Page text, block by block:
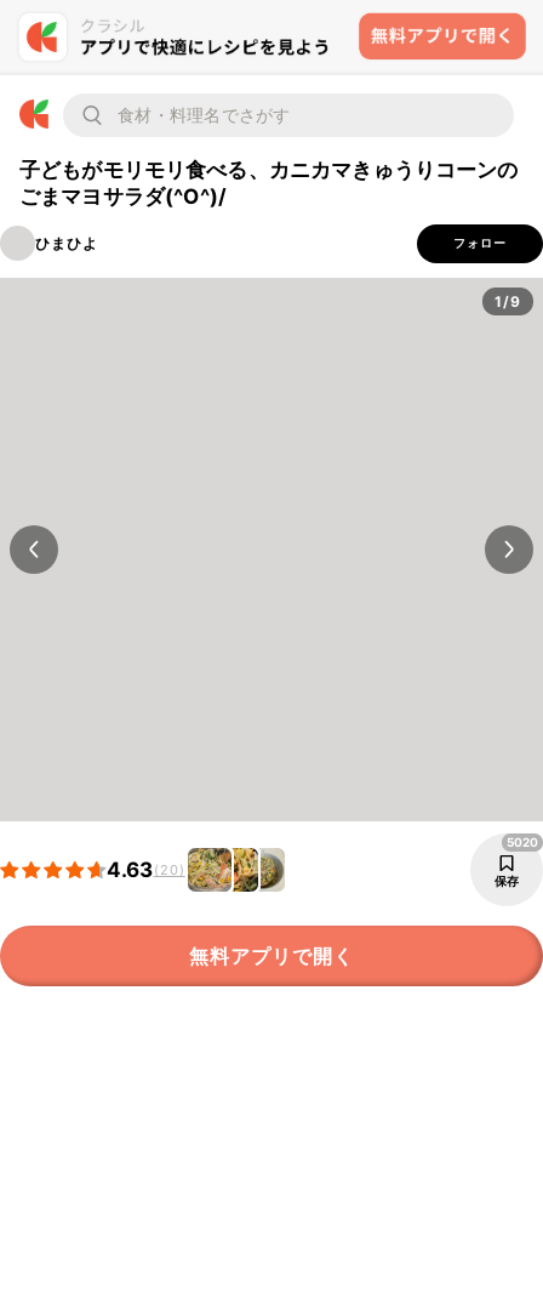
子どもがモリモリ食べる、カニカマきゅうりコーンの
ごまマヨサラダ(^O^)/
ひまひよ フォロー
1/9
4.63(20)
保存
5020
無料アプリで開く